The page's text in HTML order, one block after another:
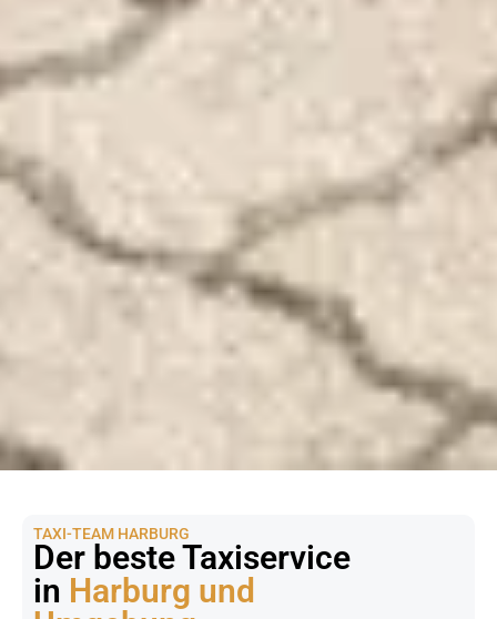
TAXI-TEAM HARBURG
Der beste Taxiservice
in Harburg und